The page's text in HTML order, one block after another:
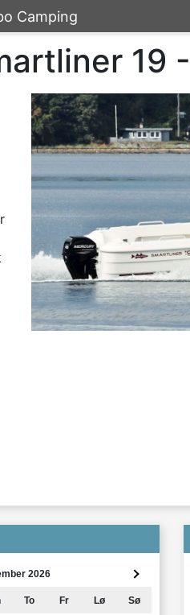
Camping
19
2026
To Fr Lø Sø